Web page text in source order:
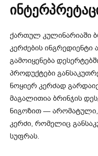
ქართულ კულინარიაში
კერძების ინგრედიენტი
გამოიყენება
პროდუქტები
ნოყიერ კერძად
მაგალითია ბრინჯის
ნიგოზით —
კერძი, რომელიც
სუფრას.